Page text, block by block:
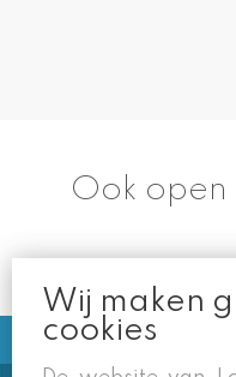
Ook
Wij maken
cookies